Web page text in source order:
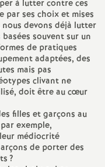
a
n
s
T
o
à lutter contre ces
par ses choix et mises
devons déjà lutter
souvent sur un
de pratiques
adaptées, des
mais pas
clivant ne
doit être au cœur
filles et garçons au
exemple,
médiocrité
de porter des
?